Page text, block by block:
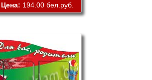
Цена: 194.00 бел.руб.